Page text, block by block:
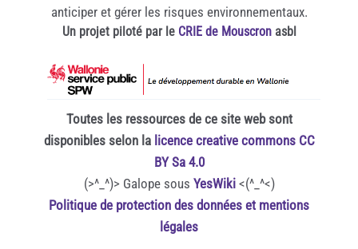
anticiper et gérer les risques environnementaux.
Un projet piloté par le CRIE de Mouscronasbl
Toutes les ressources de ce site web sont
disponibles selon la licence creative commons CC
BY Sa 4.0
(>^_^)> Galope sous YesWiki<(^_^<)
Politique de protection des données et mentions
légales